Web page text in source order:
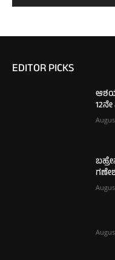
EDITOR PICKS